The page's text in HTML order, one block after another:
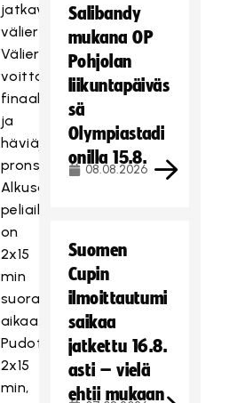
jatkavat
välieriin.
Välierien
voittajat
finaaliin
ja
häviäjät
pronssiotteluun.
Alkusarjoissa
peliaika
on
2x15
min
suoraa
aikaa.
Pudotuspeleissä
2x15
min,
Salibandy
mukana OP
Pohjolan
liikuntapäiväs
sä
Olympiastadi
onilla 15.8.
08.08.2026
Suomen
Cupin
ilmoittautumi
saikaa
jatkettu 16.8.
asti – vielä
ehtii mukaan